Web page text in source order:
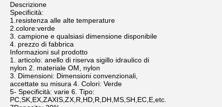
Descrizione
Specificità:
1.resistenza alle alte temperature
2.colore:verde
3. campione e qualsiasi dimensione disponibile
4. prezzo di fabbrica
Informazioni sul prodotto
1. articolo: anello di riserva sigillo idraulico di
nylon 2. materiale OM, nylon
3. Dimensioni: Dimensioni convenzionali,
accettate su misura 4. Colori: Verde
5- Specificità: varie 6. Tipo:
PC,SK,EX,ZAXIS,ZX,R,HD,R,DH,MS,SH,EC,E,etc.